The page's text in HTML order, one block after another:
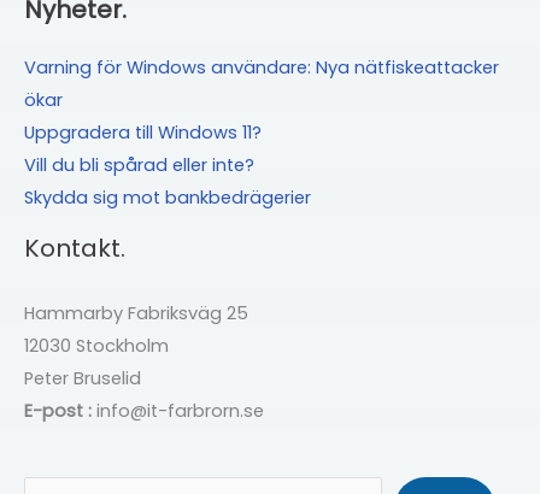
Nyheter.
Varning för Windows användare: Nya nätfiskeattacker
ökar
Uppgradera till Windows 11?
Vill du bli spårad eller inte?
Skydda sig mot bankbedrägerier
Kontakt.
Hammarby Fabriksväg 25
12030 Stockholm
Peter Bruselid
E-post : info@it-farbrorn.se